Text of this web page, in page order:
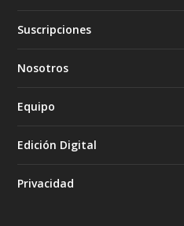
Suscripciones
Nosotros
Equipo
Edición Digital
Privacidad